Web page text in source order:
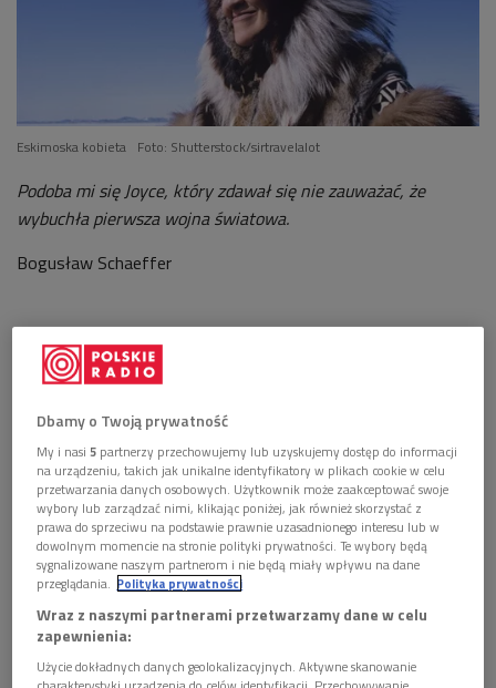
Eskimoska kobieta Foto: Shutterstock/sirtravelalot
Podoba mi się Joyce, który zdawał się nie zauważać, że
wybuchła pierwsza wojna światowa.
Bogusław Schaeffer
Jesteśmy w Polsce – to jasne. Kiedy więc udamy się do
teatru, by złowić odrobinę niecodziennej finezji w oglądzie
w którym wybraną przez nas do obejrzenia sztukę
inscenizował polski reżyser. Jeśli ów artysta jest twórcą
młodym – a przecież graniczyłoby z cudem, gdyby nie był
taki, albowiem dziś w Polsce nie tylko reżyserzy młodzi są
młodzi, lecz także, a może zwłaszcza, reżyserzy pod
sześćdziesiątkę są młodzi bardzo, szalenie progresywni i
operujący wyobraźnią chłopięco-dziewczęcą – wtedy bez
względu na to, jaki tekst wziął reżyser na warsztat, mamy
pewność, że uczynił zeń zdarzenie bardzo, ale to bardzo,
Dbamy o Twoją prywatność
My i nasi5 partnerzy przechowujemy lub uzyskujemy dostęp do informacji
na urządzeniu, takich jak unikalne identyfikatory w plikach cookie w celu
przetwarzania danych osobowych. Użytkownik może zaakceptować swoje
wybory lub zarządzać nimi, klikając poniżej, jak również skorzystać z
prawa do sprzeciwu na podstawie prawnie uzasadnionego interesu lub w
dowolnym momencie na stronie polityki prywatności. Te wybory będą
sygnalizowane naszym partnerom i nie będą miały wpływu na dane
przeglądania. Polityka prywatności
Wraz z naszymi partnerami przetwarzamy dane w celu
zapewnienia:
Użycie dokładnych danych geolokalizacyjnych. Aktywne skanowanie